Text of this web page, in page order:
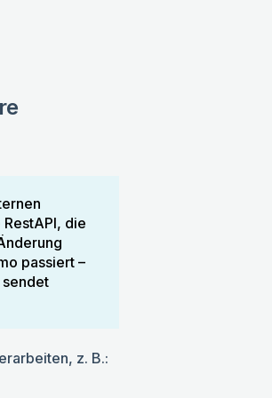
die
passiert –
z. B.: